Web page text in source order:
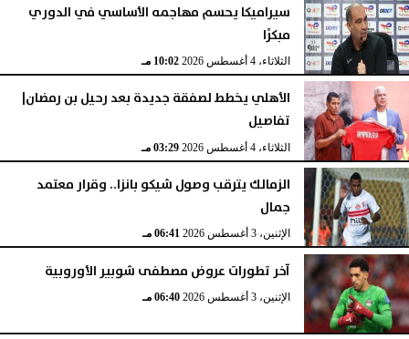
سيراميكا يحسم مهاجمه الأساسي في الدوري
مبكرًا
الثلاثاء، 4 أغسطس 2026 10:02 مـ
الأهلي يخطط لصفقة جديدة بعد رحيل بن رمضان|
تفاصيل
الثلاثاء، 4 أغسطس 2026 03:29 مـ
الزمالك يترقب وصول شيكو بانزا.. وقرار معتمد
جمال
الإثنين، 3 أغسطس 2026 06:41 مـ
آخر تطورات عروض مصطفى شوبير الأوروبية
الإثنين، 3 أغسطس 2026 06:40 مـ